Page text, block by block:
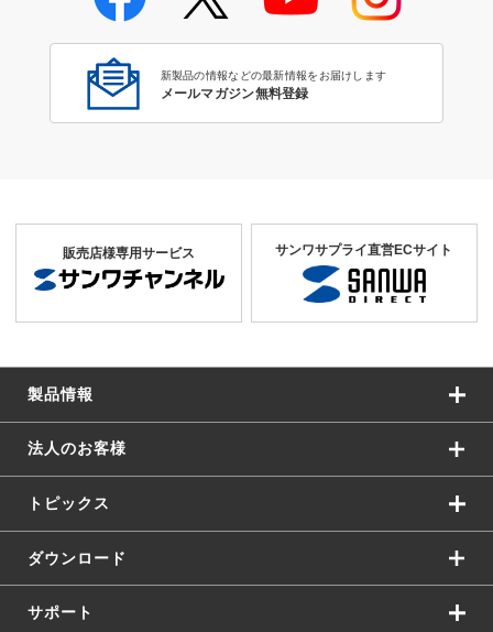
新製品の情報などの最新情報をお届けします
メールマガジン無料登録
販売店様専用サービス サンワサプライ直営ECサイト
製品情報
法人のお客様
トピックス
ダウンロード
サポート